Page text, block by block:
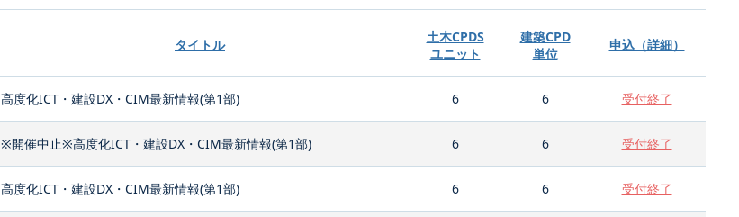
タイトル
土木CPDS
ユニット
建築CPD
単位
申込（詳細）
高度化ICT・建設DX・CIM最新情報(第1部) 6 6 受付終了
※開催中止※高度化ICT・建設DX・CIM最新情報(第1部) 6 6 受付終了
高度化ICT・建設DX・CIM最新情報(第1部) 6 6 受付終了